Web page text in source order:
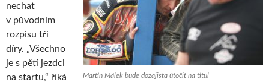
Martin Málek bude dozajista útočit na titul
nechat
v původním
rozpisu tři
díry. „Všechno
je s pěti jezdci
na startu,“ říká